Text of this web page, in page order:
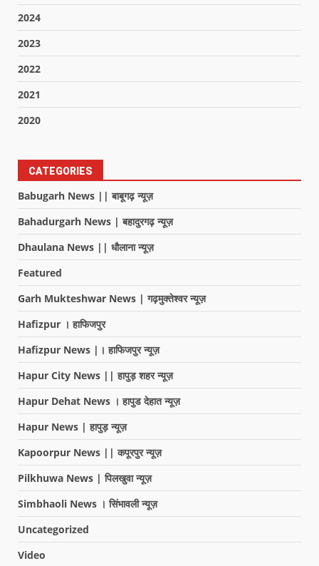
2024
2023
2022
2021
2020
CATEGORIES
Babugarh News || बाबूगढ़ न्यूज़
Bahadurgarh News | बहादुरगढ़ न्यूज़
Dhaulana News || धौलाना न्यूज़
Featured
Garh Mukteshwar News | गढ़मुक्तेश्वर न्यूज़
Hafizpur । हाफिजपुर
Hafizpur News |। हाफिजपुर न्यूज़
Hapur City News || हापुड़ शहर न्यूज़
Hapur Dehat News । हापुड देहात न्यूज़
Hapur News | हापुड़ न्यूज़
Kapoorpur News || कपूरपुर न्यूज़
Pilkhuwa News | पिलखुवा न्यूज़
Simbhaoli News । सिंभावली न्यूज़
Uncategorized
Video